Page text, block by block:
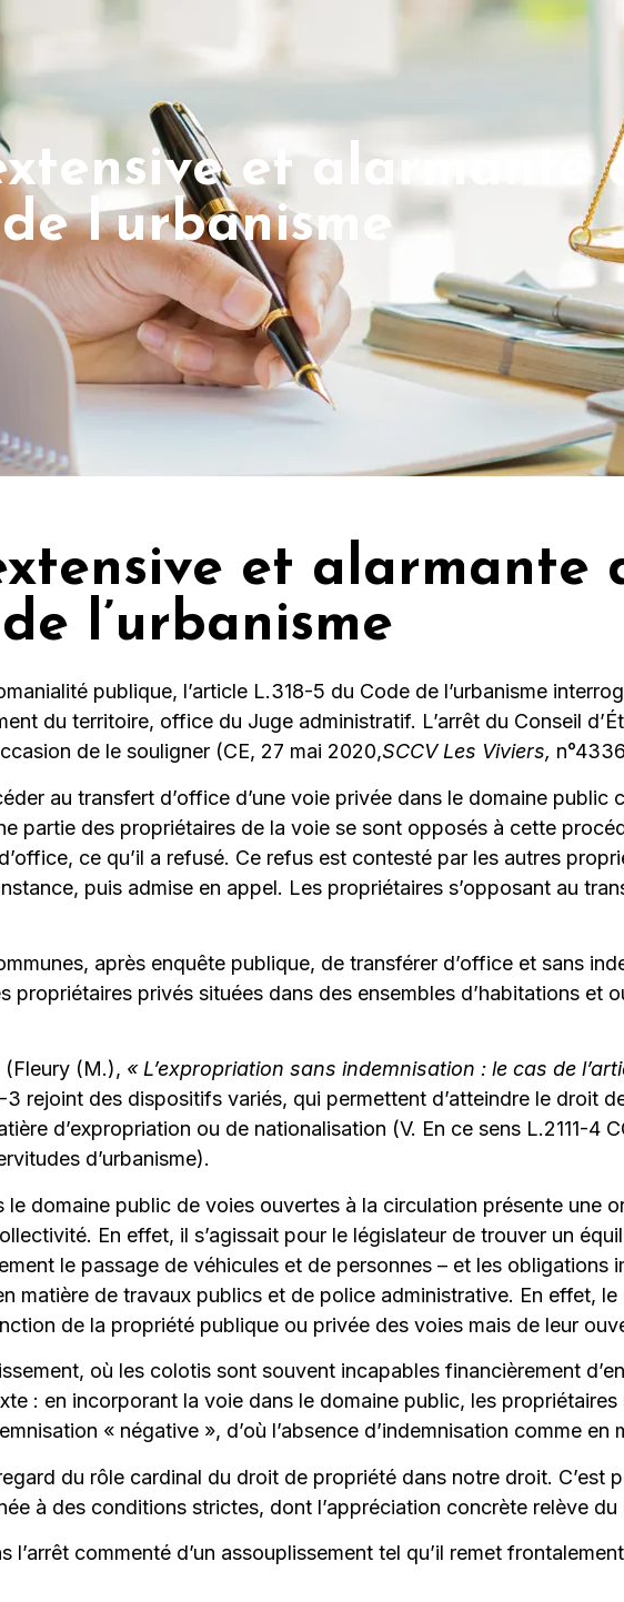
et alarmante
l’urbanisme
et alarmante
l’urbanisme
publique, l’article L.318-5 du Code de l’urbanisme
du territoire, office du Juge administratif. L’arrêt du Conseil
de le souligner (CE, 27 mai 2020,SCCV Les Viviers,
au transfert d’office d’une voie privée dans le domaine public
partie des propriétaires de la voie se sont opposés à cette
ce qu’il a refusé. Ce refus est contesté par les autres
puis admise en appel. Les propriétaires s’opposant au
après enquête publique, de transférer d’office et sans
privés situées dans des ensembles d’habitations et
(Fleury (M.), « L’expropriation sans indemnisation : le cas de
3 rejoint des dispositifs variés, qui permettent d’atteindre le droit
d’expropriation ou de nationalisation (V. En ce sens L.2111-4
d’urbanisme).
domaine public de voies ouvertes à la circulation présente une
En effet, il s’agissait pour le législateur de trouver un
le passage de véhicules et de personnes – et les obligations
matière de travaux publics et de police administrative. En effet,
de la propriété publique ou privée des voies mais de leur
où les colotis sont souvent incapables financièrement
: en incorporant la voie dans le domaine public, les
« négative », d’où l’absence d’indemnisation comme en
du rôle cardinal du droit de propriété dans notre droit. C’est
à des conditions strictes, dont l’appréciation concrète relève
commenté d’un assouplissement tel qu’il remet